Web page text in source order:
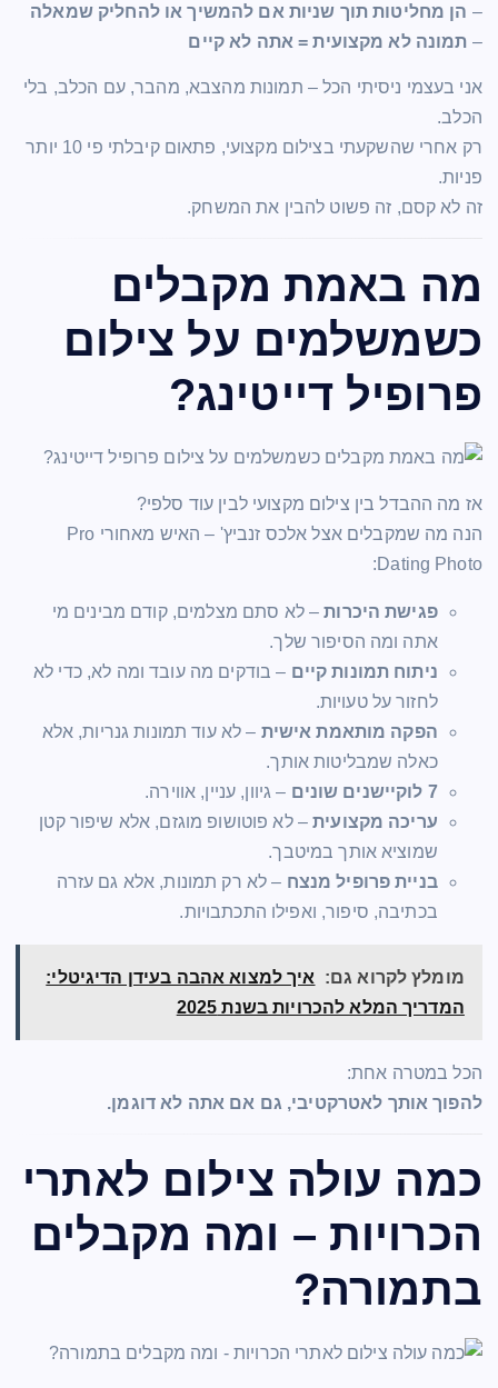
– הן מחליטות תוך שניות אם להמשיך או להחליק שמאלה
– תמונה לא מקצועית = אתה לא קיים
אני בעצמי ניסיתי הכל – תמונות מהצבא, מהבר, עם הכלב, בלי
הכלב.
רק אחרי שהשקעתי בצילום מקצועי, פתאום קיבלתי פי 10 יותר
פניות.
זה לא קסם, זה פשוט להבין את המשחק.
מה באמת מקבלים
כשמשלמים על צילום
פרופיל דייטינג?
אז מה ההבדל בין צילום מקצועי לבין עוד סלפי?
הנה מה שמקבלים אצל אלכס זנביץ' – האיש מאחורי Pro
Dating Photo:
פגישת היכרות– לא סתם מצלמים, קודם מבינים מי
אתה ומה הסיפור שלך.
ניתוח תמונות קיים – בודקים מה עובד ומה לא, כדי לא
לחזור על טעויות.
הפקה מותאמת אישית – לא עוד תמונות גנריות, אלא
כאלה שמבליטות אותך.
7 לוקיישנים שונים
– גיוון, עניין, אווירה.
עריכה מקצועית– לא פוטושופ מוגזם, אלא שיפור קטן
שמוציא אותך במיטבך.
בניית פרופיל מנצח – לא רק תמונות, אלא גם עזרה
בכתיבה, סיפור, ואפילו התכתבויות.
מומלץ לקרוא גם:
איך למצוא אהבה בעידן הדיגיטלי:
המדריך המלא להכרויות בשנת 2025
הכל במטרה אחת:
להפוך אותך לאטרקטיבי, גם אם אתה לא דוגמן.
כמה עולה צילום לאתרי
הכרויות – ומה מקבלים
בתמורה?